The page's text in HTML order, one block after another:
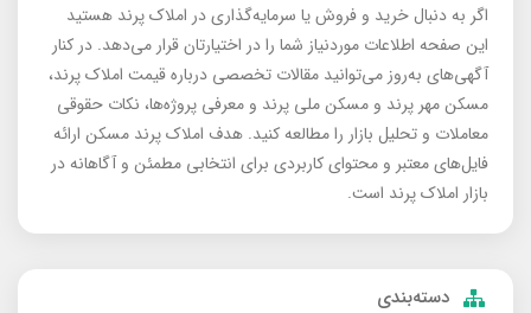
اگر به دنبال خرید و فروش یا سرمایه‌گذاری در املاک پرند هستید
این صفحه اطلاعات موردنیاز شما را در اختیارتان قرار می‌دهد. در کنار
آگهی‌های به‌روز می‌توانید مقالات تخصصی درباره قیمت املاک پرند،
مسکن مهر پرند و مسکن ملی پرند و معرفی پروژه‌ها، نکات حقوقی
معاملات و تحلیل بازار را مطالعه کنید. هدف املاک پرند مسکن ارائه
فایل‌های معتبر و محتوای کاربردی برای انتخابی مطمئن و آگاهانه در
بازار املاک پرند است.
دسته‌بندی